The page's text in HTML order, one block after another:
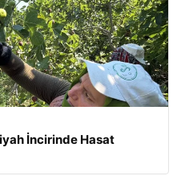
İncirinde Hasat